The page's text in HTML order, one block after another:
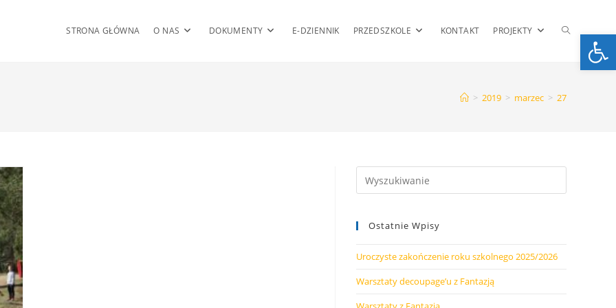
STRONA GŁÓWNA O NAS DOKUMENTY E-DZIENNIK PRZEDSZKOLE KONTAKT PROJEKTY TOGGLE
WEBSITE
> 2019 > marzec > 27
Ostatnie Wpisy
Uroczyste zakończenie roku szkolnego 2025/2026
Warsztaty decoupage’u z Fantazją